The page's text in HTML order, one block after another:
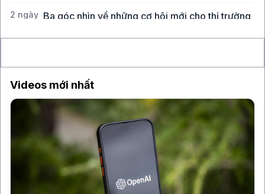
2 ngày Ba góc nhìn về những cơ hội mới cho thị trường
Videos mới nhất